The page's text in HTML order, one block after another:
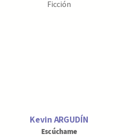
Ficción
Kevin ARGUDÍN
Escúchame